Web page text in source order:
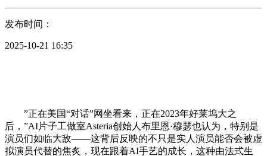
发布时间：
2025-10-21 16:35
”正在美国“对话”网坐看来，正在2023年好莱坞大之
后，”AI片子工做室Asteria创始人布里恩·穆瑟也认为，特别是
演员们如临大敌——这背后反映的不只是实人演员能否会被虚
拟演员代替的焦炙，现在跟着AI手艺的成长，这种由法式生